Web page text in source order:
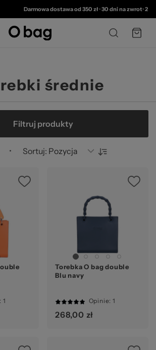
Darmowa dostawa od 350 zł•30 dni na zwrot•2 lata
średnie
Sortuj:
Filtruj produkty
: 1
Torebka O bag double
Blu navy
100%
Opinie: 1
268,00 zł